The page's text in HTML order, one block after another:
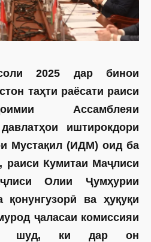
2025 дар бинои
таҳти раёсати раиси
Ассамблеяи
иштирокдори
Мустақил (ИДМ) оид ба
раиси Кумитаи Маҷлиси
Олии Ҷумҳурии
қонунгузорӣ ва ҳуқуқи
ҷаласаи комиссияи
шуд, ки дар он